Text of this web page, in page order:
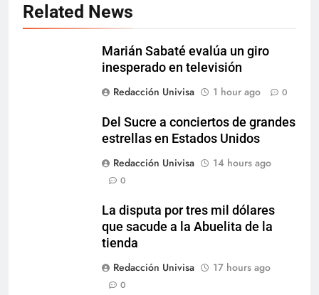
Related News
Marián Sabaté evalúa un giro
inesperado en televisión
Redacción Univisa
1 hour ago 0
Del Sucre a conciertos de grandes
estrellas en Estados Unidos
Redacción Univisa
14 hours ago
0
La disputa por tres mil dólares
que sacude a la Abuelita de la
tienda
Redacción Univisa
17 hours ago
0